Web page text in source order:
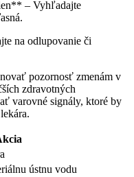
– Vyhľadajte
na odlupovanie či⁢
pozornosť ‌zmenám​ v
zdravotných
varovné signály, ktoré by
ústnu vodu